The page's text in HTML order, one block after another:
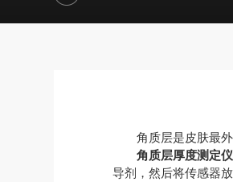
角质层是皮肤最外
角质层厚度测定仪
导剂，然后将传感器